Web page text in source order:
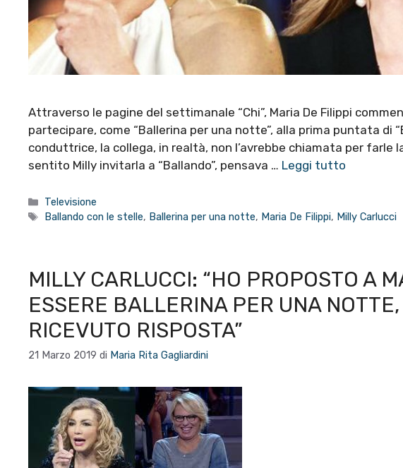
Attraverso le pagine del settimanale “Chi”, Maria De Filippi
partecipare, come “Ballerina per una notte”, alla prima puntata di
conduttrice, la collega, in realtà, non l’avrebbe chiamata per farle
sentito Milly invitarla a “Ballando”, pensava … Leggi tutto
Categorie
Televisione
Tag
Ballando con le stelle, Ballerina per una notte, Maria De Filippi, Milly Carlucci
MILLY CARLUCCI: “HO PROPOSTO A
ESSERE BALLERINA PER UNA
RICEVUTO RISPOSTA”
21 Marzo 2019 di Maria Rita Gagliardini